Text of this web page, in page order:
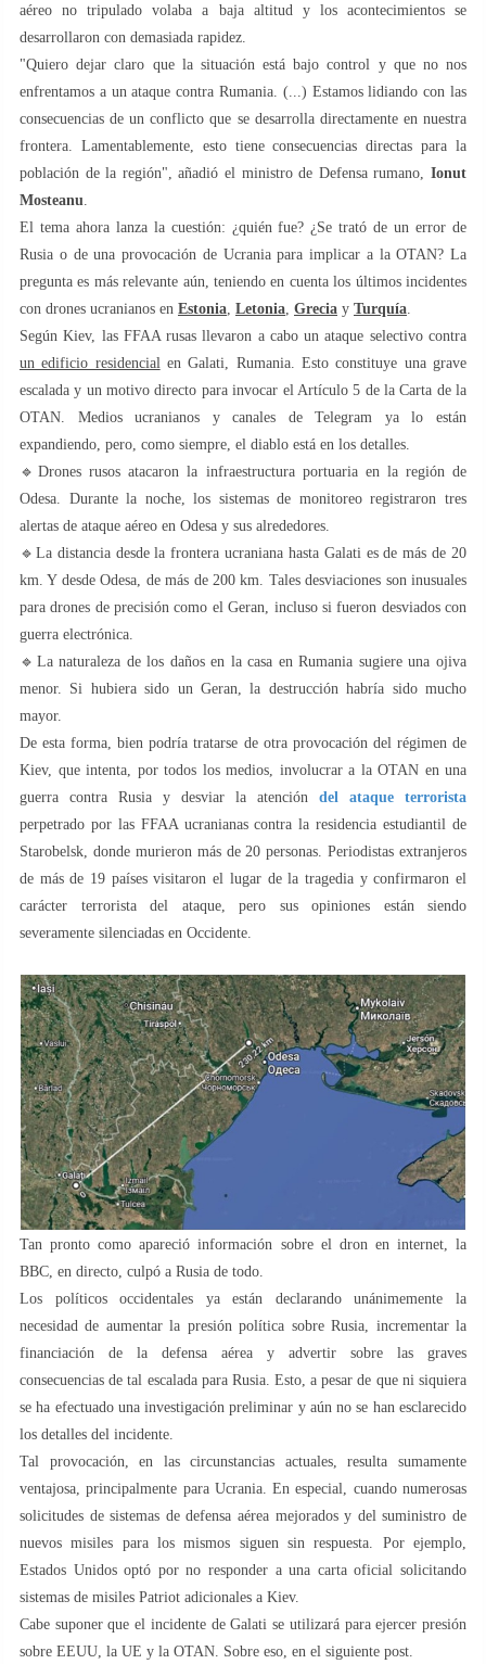
aéreo no tripulado volaba a baja altitud y los acontecimientos se
desarrollaron con demasiada rapidez.
"Quiero dejar claro que la situación está bajo control y que no nos
enfrentamos a un ataque contra Rumania. (...) Estamos lidiando con las
consecuencias de un conflicto que se desarrolla directamente en nuestra
frontera. Lamentablemente, esto tiene consecuencias directas para la
población de la región", añadió el ministro de Defensa rumano, Ionut
Mosteanu
El tema ahora lanza la cuestión: ¿quién fue? ¿Se trató de un error de
Rusia o de una provocación de Ucrania para implicar a la OTAN? La
pregunta es más relevante aún, teniendo en cuenta los últimos incidentes
con drones ucranianos en Estonia Letonia Grecia y Turquía
Según Kiev, las FFAA rusas llevaron a cabo un ataque selectivo contra
un edificio residencial en Galati, Rumania. Esto constituye una grave
escalada y un motivo directo para invocar el Artículo 5 de la Carta de la
OTAN. Medios ucranianos y canales de Telegram ya lo están
expandiendo, pero, como siempre, el diablo está en los detalles.
🔹Drones rusos atacaron la infraestructura portuaria en la región de
Odesa. Durante la noche, los sistemas de monitoreo registraron tres
alertas de ataque aéreo en Odesa y sus alrededores.
🔹La distancia desde la frontera ucraniana hasta Galati es de más de 20
km. Y desde Odesa, de más de 200 km. Tales desviaciones son inusuales
para drones de precisión como el Geran, incluso si fueron desviados con
guerra electrónica.
🔹La naturaleza de los daños en la casa en Rumania sugiere una ojiva
menor. Si hubiera sido un Geran, la destrucción habría sido mucho
mayor.
De esta forma, bien podría tratarse de otra provocación del régimen de
Kiev, que intenta, por todos los medios, involucrar a la OTAN en una
guerra contra Rusia y desviar la atención del ataque terrorista
perpetrado por las FFAA ucranianas contra la residencia estudiantil de
Starobelsk, donde murieron más de 20 personas. Periodistas extranjeros
de más de 19 países visitaron el lugar de la tragedia y confirmaron el
carácter terrorista del ataque, pero sus opiniones están siendo
severamente silenciadas en Occidente.
Tan pronto como apareció información sobre el dron en internet, la
BBC, en directo, culpó a Rusia de todo.
Los políticos occidentales ya están declarando unánimemente la
necesidad de aumentar la presión política sobre Rusia, incrementar la
financiación de la defensa aérea y advertir sobre las graves
consecuencias de tal escalada para Rusia. Esto, a pesar de que ni siquiera
se ha efectuado una investigación preliminar y aún no se han esclarecido
los detalles del incidente.
Tal provocación, en las circunstancias actuales, resulta sumamente
ventajosa, principalmente para Ucrania. En especial, cuando numerosas
solicitudes de sistemas de defensa aérea mejorados y del suministro de
nuevos misiles para los mismos siguen sin respuesta. Por ejemplo,
Estados Unidos optó por no responder a una carta oficial solicitando
sistemas de misiles Patriot adicionales a Kiev.
Cabe suponer que el incidente de Galati se utilizará para ejercer presión
sobre EEUU, la UE y la OTAN. Sobre eso, en el siguiente post.